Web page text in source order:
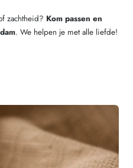
zachtheid? Kom passen en
. We helpen je met alle liefde!